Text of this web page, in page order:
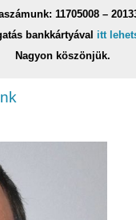
11705008 –
bankkártyával itt
Nagyon köszönjük.